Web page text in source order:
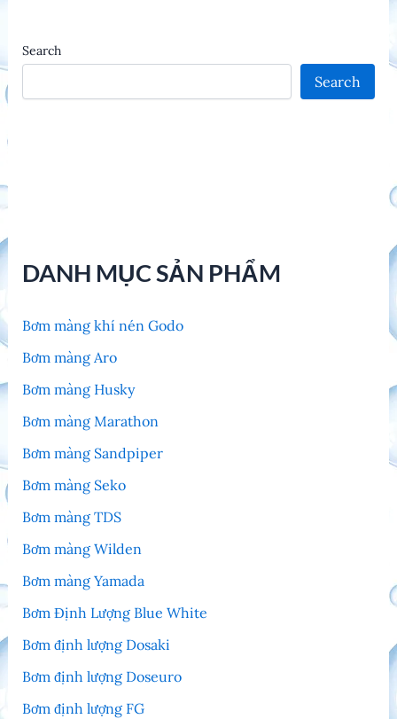
Search
Search
DANH MỤC SẢN PHẨM
Bơm màng khí nén Godo
Bơm màng Aro
Bơm màng Husky
Bơm màng Marathon
Bơm màng Sandpiper
Bơm màng Seko
Bơm màng TDS
Bơm màng Wilden
Bơm màng Yamada
Bơm Định Lượng Blue White
Bơm định lượng Dosaki
Bơm định lượng Doseuro
Bơm định lượng FG